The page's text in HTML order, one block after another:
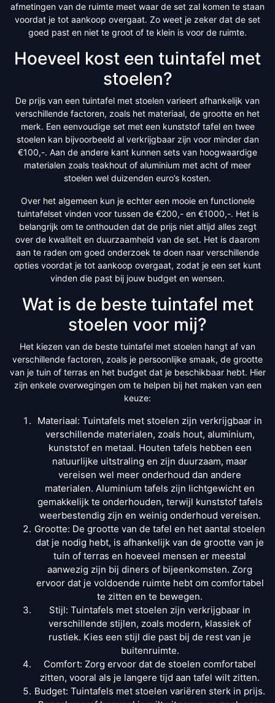
afmetingen van de ruimte meet waar de set zal komen te staan
voordat je tot aankoop overgaat. Zo weet je zeker dat de set
goed past en niet te groot of te klein is voor de ruimte.
Hoeveel kost een tuintafel met
stoelen?
De prijs van een tuintafel met stoelen varieert afhankelijk van
verschillende factoren, zoals het materiaal, de grootte en het
merk. Een eenvoudige set met een kunststof tafel en twee
stoelen kan bijvoorbeeld al verkrijgbaar zijn voor minder dan
€100,-. Aan de andere kant kunnen sets van hoogwaardige
materialen zoals teakhout of aluminium met acht of meer
stoelen wel duizenden euro’s kosten.
Over het algemeen kun je echter een mooie en functionele
tuintafelset vinden voor tussen de €200,- en €1000,-. Het is
belangrijk om te onthouden dat de prijs niet altijd alles zegt
over de kwaliteit en duurzaamheid van de set. Het is daarom
aan te raden om goed onderzoek te doen naar verschillende
opties voordat je tot aankoop overgaat, zodat je een set kunt
vinden die past bij jouw budget en wensen.
Wat is de beste tuintafel met
stoelen voor mij?
Het kiezen van de beste tuintafel met stoelen hangt af van
verschillende factoren, zoals je persoonlijke smaak, de grootte
van je tuin of terras en het budget dat je beschikbaar hebt. Hier
zijn enkele overwegingen om te helpen bij het maken van een
keuze:
Materiaal: Tuintafels met stoelen zijn verkrijgbaar in
verschillende materialen, zoals hout, aluminium,
kunststof en metaal. Houten tafels hebben een
natuurlijke uitstraling en zijn duurzaam, maar
vereisen wel meer onderhoud dan andere
materialen. Aluminium tafels zijn lichtgewicht en
gemakkelijk te onderhouden, terwijl kunststof tafels
weerbestendig zijn en weinig onderhoud vereisen.
Grootte: De grootte van de tafel en het aantal stoelen
dat je nodig hebt, is afhankelijk van de grootte van je
tuin of terras en hoeveel mensen er meestal
aanwezig zijn bij diners of bijeenkomsten. Zorg
ervoor dat je voldoende ruimte hebt om comfortabel
te zitten en te bewegen.
Stijl: Tuintafels met stoelen zijn verkrijgbaar in
verschillende stijlen, zoals modern, klassiek of
rustiek. Kies een stijl die past bij de rest van je
buitenruimte.
Comfort: Zorg ervoor dat de stoelen comfortabel
zitten, vooral als je langere tijd aan tafel wilt zitten.
Budget: Tuintafels met stoelen variëren sterk in prijs.